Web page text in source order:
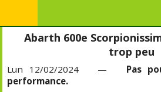
Abarth 600e
trop peu
Lun 12/02/2024 — Pas
performance.